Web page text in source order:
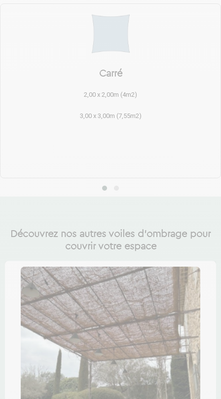
Carré
2,00 x 2,00m (4m2)
3,00 x 3,00m (7,55m2)
Découvrez nos autres voiles d'ombrage pour
couvrir votre espace